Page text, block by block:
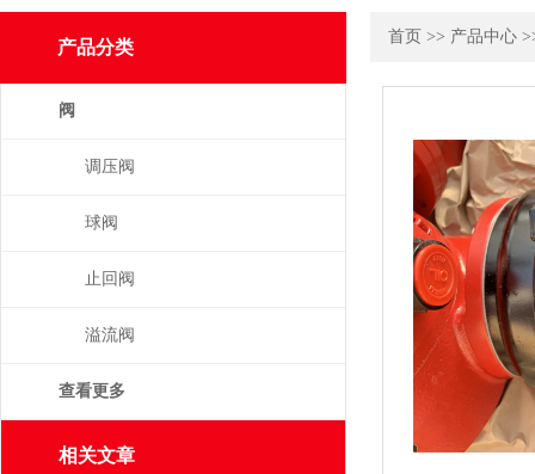
产品分类
阀
调压阀
球阀
止回阀
溢流阀
查看更多
相关文章
首页 >> 产品中心